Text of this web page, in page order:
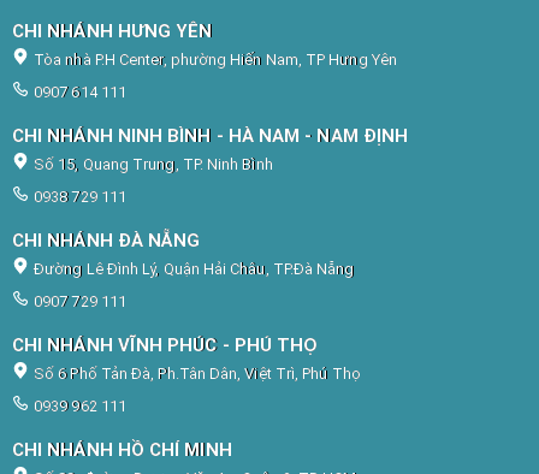
CHI NHÁNH HƯNG YÊN
Tòa nhà P.H Center, phường Hiến Nam, TP Hưng Yên
0907 614 111
CHI NHÁNH NINH BÌNH - HÀ NAM - NAM ĐỊNH
Số 15, Quang Trung, TP. Ninh Bình
0938 729 111
CHI NHÁNH ĐÀ NẴNG
Đường Lê Đình Lý, Quận Hải Châu, TP.Đà Nẵng
0907 729 111
CHI NHÁNH VĨNH PHÚC - PHÚ THỌ
Số 6 Phố Tản Đà, Ph.Tân Dân, Việt Trì, Phú Thọ
0939 962 111
CHI NHÁNH HỒ CHÍ MINH